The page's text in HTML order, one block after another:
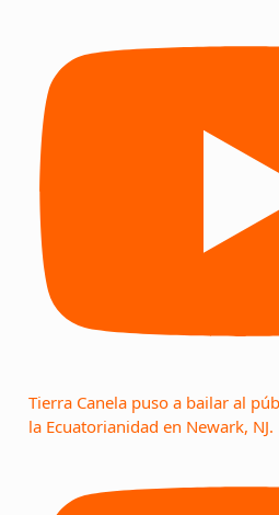
Tierra Canela puso a bailar al
la Ecuatorianidad en Newark, NJ.